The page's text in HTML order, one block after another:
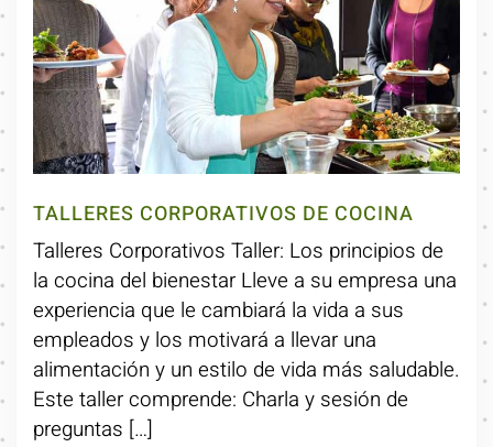
TALLERES CORPORATIVOS DE COCINA
Talleres Corporativos Taller: Los principios de
la cocina del bienestar Lleve a su empresa una
experiencia que le cambiará la vida a sus
empleados y los motivará a llevar una
alimentación y un estilo de vida más saludable.
Este taller comprende: Charla y sesión de
preguntas […]